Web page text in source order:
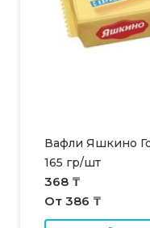
Вафли Яшкино
165 гр/шт
368 ₸
От 386 ₸